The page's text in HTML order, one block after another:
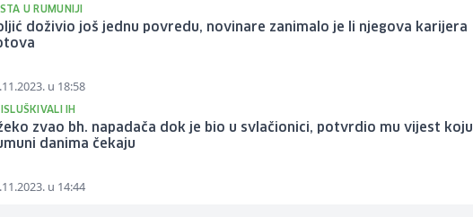
U RUMUNIJI
doživio još jednu povredu, novinare zanimalo je li njegova karijera
u 18:58
IH
zvao bh. napadača dok je bio u svlačionici, potvrdio mu vijest koju
danima čekaju
u 14:44